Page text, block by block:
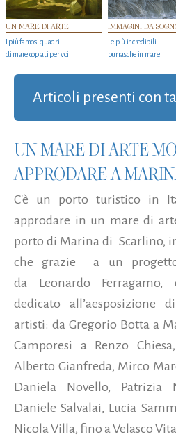
UN MARE DI ARTE
I più famosi quadri
di mare copiati per voi
IMMAGINI DA
Le più incredibili
burrasche in mare
Articoli presenti con
UN MARE DI ARTE
APPRODARE A
C'è un porto turistico in
approdare in un mare di
porto di Marina di Scarlino,
che grazie a un
da Leonardo Ferragamo,
dedicato all’aesposizione
artisti: da Gregorio Botta a
Camporesi a Renzo
Alberto Gianfreda, Mirco
Daniela Novello, Patrizia
Daniele Salvalai, Lucia
Nicola Villa, fino a Velasco